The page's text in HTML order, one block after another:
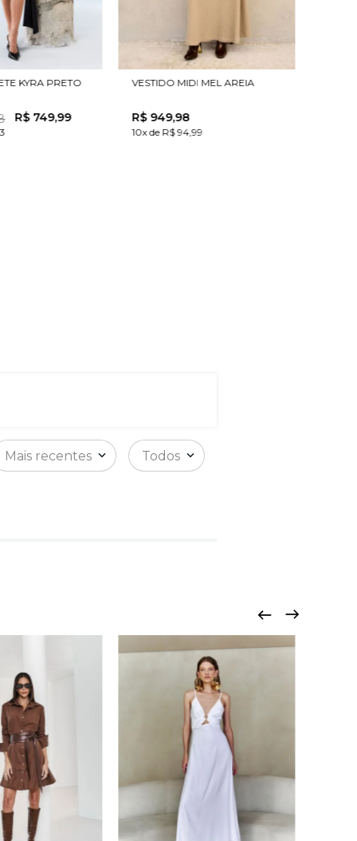
KYRA PRETO
R$ 749,99
VESTIDO MIDI MEL AREIA
R$ 949,98
10x de R$ 94,99
Mais recentes Todos